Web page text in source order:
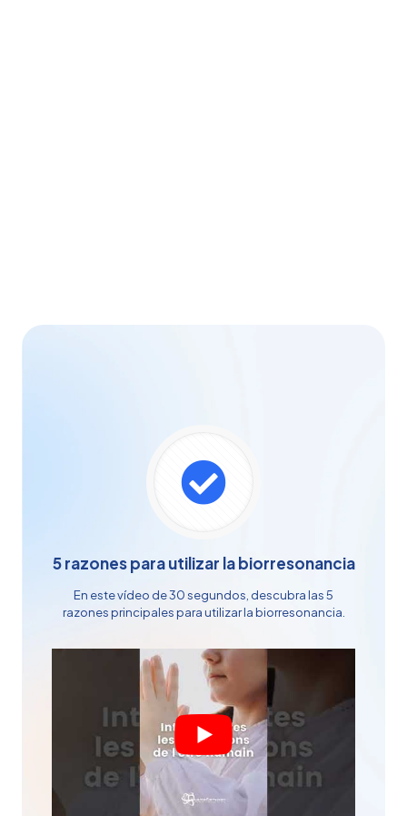
5 razones para utilizar la biorresonancia
En este vídeo de 30 segundos, descubra las 5
razones principales para utilizar la biorresonancia.